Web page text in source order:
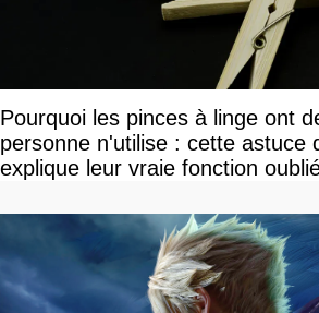
Pourquoi les pinces à linge ont
personne n'utilise : cette astuce
explique leur vraie fonction